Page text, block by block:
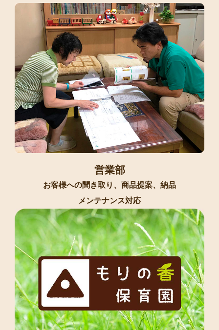
営業部
お客様への聞き取り、商品提案、納品
メンテナンス対応